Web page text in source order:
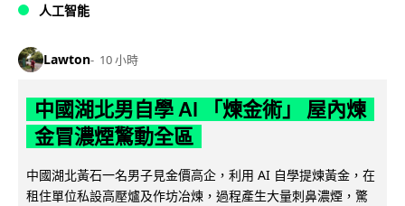
人工智能
Lawton 10 小時
中國湖北男自學 AI 「煉金術」 屋內煉
金冒濃煙驚動全區
中國湖北黃石一名男子見金價高企，利用 AI 自學提煉黃金，在
租住單位私設高壓爐及作坊冶煉，過程產生大量刺鼻濃煙，驚